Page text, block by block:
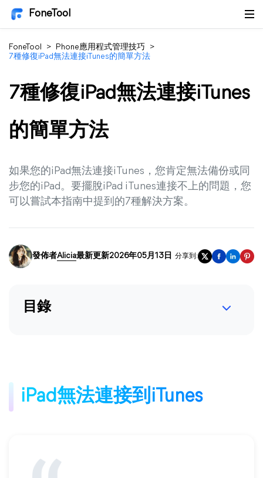
FoneTool
FoneTool > Phone應用程式管理技巧
>
7種修復iPad無法連接iTunes的簡單方法
7種修復iPad無法連接iTunes
的簡單方法
如果您的iPad無法連接iTunes，您肯定無法備份或同
步您的iPad。要擺脫iPad iTunes連接不上的問題，您
可以嘗試本指南中提到的7種解決方案。
發佈者Alicia最新更新2026年05月13日 分享到:
目錄
iPad無法連接到iTunes